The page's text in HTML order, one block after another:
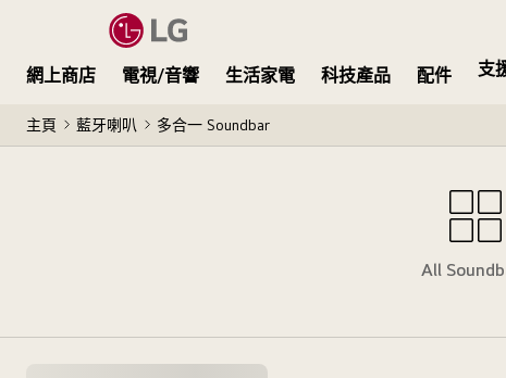
網上商店 電視/音響 生活家電 科技產品 配件 支
主頁 藍牙喇叭 多合一 Soundbar
All